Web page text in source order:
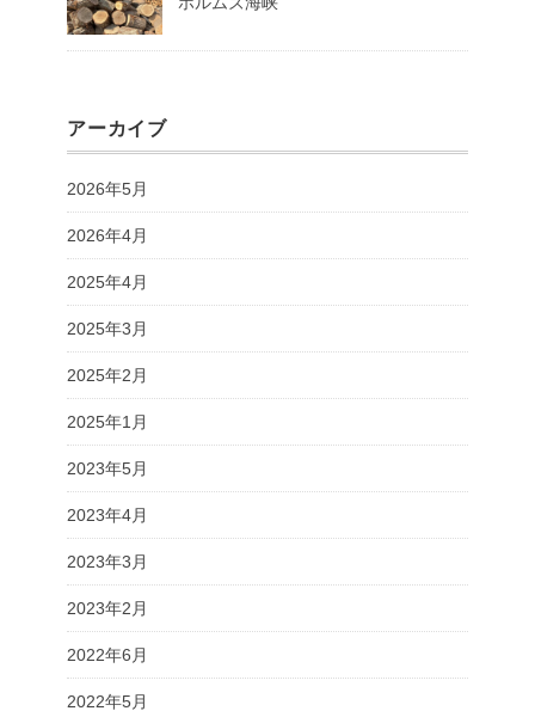
アーカイブ
2026年5月
2026年4月
2025年4月
2025年3月
2025年2月
2025年1月
2023年5月
2023年4月
2023年3月
2023年2月
2022年6月
2022年5月